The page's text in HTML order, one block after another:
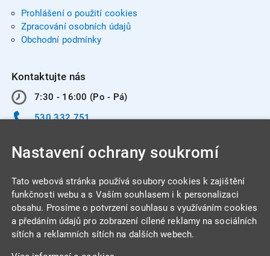
Prohlášení o použití cookies
Zpracování osobních údajů
Obchodní podmínky
Kontaktujte nás
7:30 - 16:00 (Po - Pá)
530 332 751
INTEGRA CENTRUM s.r.o.
Jabloňová 662/7
Nastavení ochrany soukromí
Tato webová stránka používá soubory cookies k zajištění
funkčnosti webu a s Vaším souhlasem i k personalizaci
obsahu. Prosíme o potvrzení souhlasu s využíváním cookies
a předáním údajů pro zobrazení cílené reklamy na sociálních
sítích a reklamních sítích na dalších webech.